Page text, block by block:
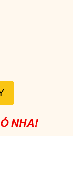
đa dành cho các
lợi cho các dòng xe